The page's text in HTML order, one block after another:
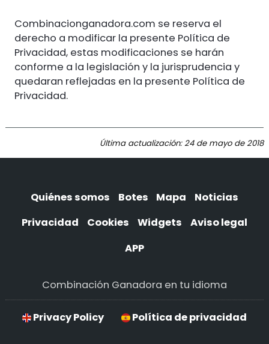
Combinacionganadora.com se reserva el
derecho a modificar la presente Política de
Privacidad, estas modificaciones se harán
conforme a la legislación y la jurisprudencia y
quedaran reflejadas en la presente Política de
Privacidad.
Última actualización: 24 de mayo de 2018
Quiénes somos Botes Mapa
Noticias
Privacidad
Cookies Widgets
Aviso legal
APP
Combinación Ganadora en tu idioma
Privacy Policy Política de privacidad